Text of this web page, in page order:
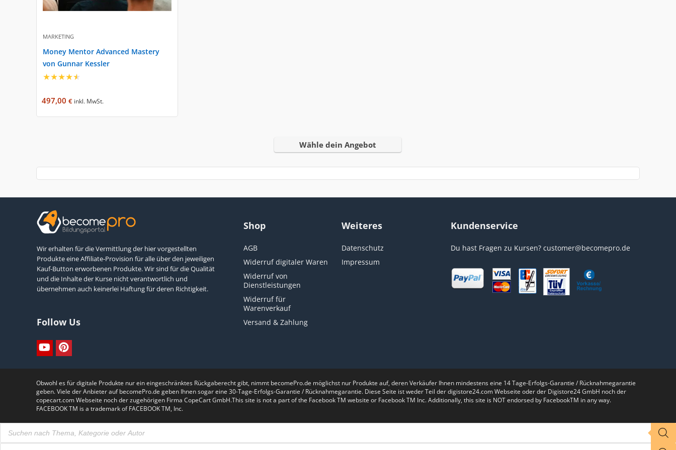
MARKETING
Money Mentor Advanced Mastery
von Gunnar Kessler
★★★★★
497,00€ inkl. MwSt.
Wähle dein Angebot
Wir erhalten für die Vermittlung der hier vorgestellten
Produkte eine Affiliate-Provision für alle über den jeweiligen
Kauf-Button erworbenen Produkte. Wir sind für die Qualität
und die Inhalte der Kurse nicht verantwortlich und
übernehmen auch keinerlei Haftung für deren Richtigkeit.
Follow Us
Shop
AGB
Widerruf digitaler Waren
Widerruf von
Dienstleistungen
Widerruf für
Warenverkauf
Versand & Zahlung
Weiteres
Datenschutz
Impressum
Kundenservice
Du hast Fragen zu Kursen?customer@becomepro.de
Obwohl es für digitale Produkte nur ein eingeschränktes Rückgaberecht gibt, nimmt becomePro.de möglichst nur Produkte auf, deren Verkäufer Ihnen mindestens eine 14 Tage-Erfolgs-Garantie / Rücknahmegarantie
geben. Viele der Anbieter auf becomePro.de geben Ihnen sogar eine 30-Tage-Erfolgs-Garantie / Rücknahmegarantie. Diese Seite ist weder Teil der digistore24.com Webseite oder der Digistore24 GmbH noch der
copecart.com Webseite noch der zugehörigen Firma CopeCart GmbH.This site is not a part of the Facebook TM website or Facebook TM Inc. Additionally, this site is NOT endorsed by FacebookTM in any way.
FACEBOOK TM is a trademark of FACEBOOK TM, Inc.
Products
search
Products